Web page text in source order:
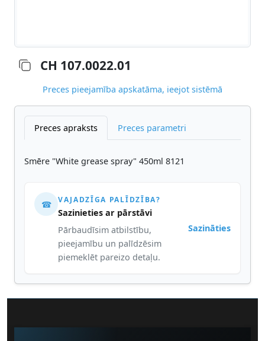
CH 107.0022.01
Preces pieejamība apskatāma, ieejot sistēmā
Preces apraksts Preces parametri
Smēre "White grease spray" 450ml 8121
☎ VAJADZĪGA PALĪDZĪBA?
Sazinieties ar pārstāvi
Pārbaudīsim atbilstību,
pieejamību un palīdzēsim
piemeklēt pareizo detaļu.
Sazināties